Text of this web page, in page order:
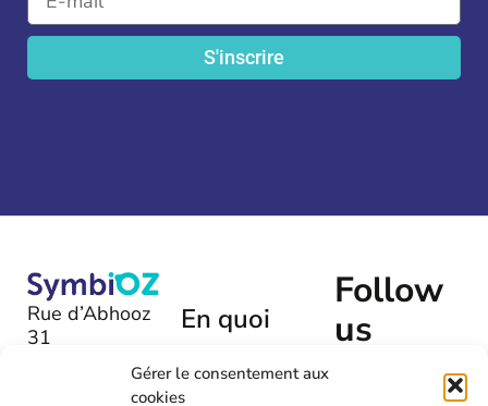
Gérer le consentement aux
cookies
S'inscrire
Rue d’Abhooz
31
En quoi
nous
Follow
us